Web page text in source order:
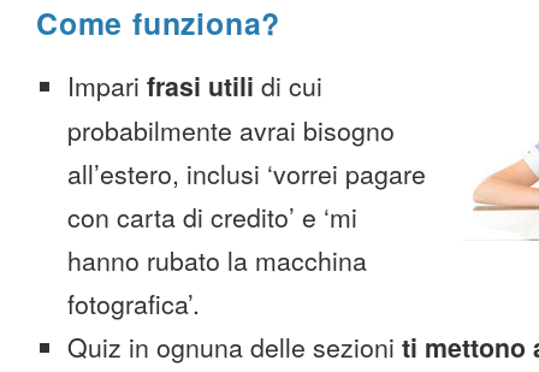
Come funziona?
Impari frasi utili di cui
probabilmente avrai bisogno
all’estero, inclusi ‘vorrei pagare
con carta di credito’ e ‘mi
hanno rubato la macchina
fotografica’.
Quiz in ognuna delle sezioni ti mettono